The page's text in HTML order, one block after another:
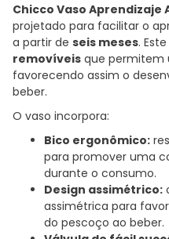
Chicco Vaso Aprendizaje
projetado para facilitar o
a partir de seis meses.
removíveis que permitem
favorecendo assim o
beber.
O vaso incorpora:
Bico ergonômico:
para promover uma
durante o consumo.
Design assimétrico:
assimétrica para
do pescoço ao beber.